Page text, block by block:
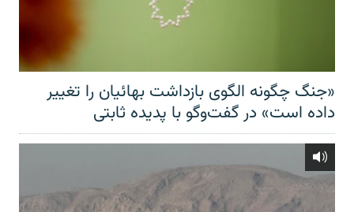
«جنگ چگونه الگوی بازداشت بهائیان را تغییر
داده است» در گفت‌وگو با پدیده ثابتی